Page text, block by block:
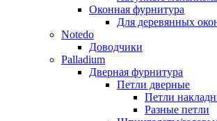
Оконная фурнитура
Для деревянных
Notedo
Доводчики
Palladium
Дверная фурнитура
Петли дверные
Петли
Разные петли